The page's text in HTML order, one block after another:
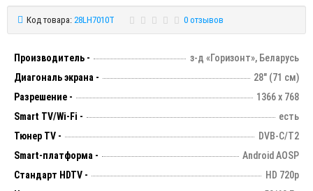
Код товара: 28LH7010T 0 отзывов
Производитель -
з-д «Горизонт», Беларусь
Диагональ экрана -
28" (71 см)
Разрешение -
1366 х 768
Smart TV/Wi-Fi -
есть
Тюнер TV -
DVB-C/T2
Smart-платформа -
Android AOSP
Стандарт HDTV -
HD 720p